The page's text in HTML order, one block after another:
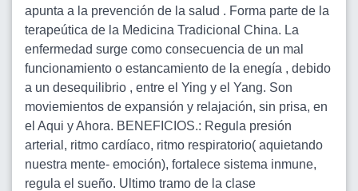
apunta a la prevención de la salud . Forma parte de la
terapeútica de la Medicina Tradicional China. La
enfermedad surge como consecuencia de un mal
funcionamiento o estancamiento de la enegía , debido
a un desequilibrio , entre el Ying y el Yang. Son
moviemientos de expansión y relajación, sin prisa, en
el Aqui y Ahora. BENEFICIOS.: Regula presión
arterial, ritmo cardíaco, ritmo respiratorio( aquietando
nuestra mente- emoción), fortalece sistema inmune,
regula el sueño. Ultimo tramo de la clase